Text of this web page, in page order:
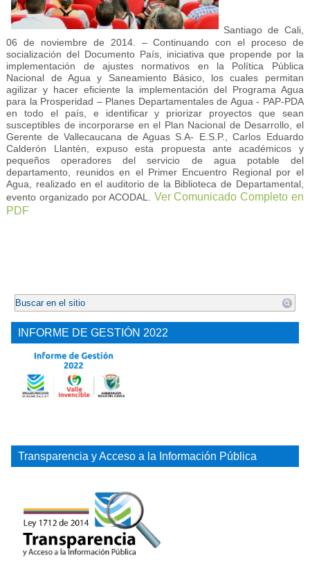
Santiago de Cali,
06 de noviembre de 2014. – Continuando con el proceso de
socialización del Documento País, iniciativa que propende por la
implementación de ajustes normativos en la Política Pública
Nacional de Agua y Saneamiento Básico, los cuales permitan
agilizar y hacer eficiente la implementación del Programa Agua
para la Prosperidad – Planes Departamentales de Agua - PAP-PDA
en todo el país, e identificar y priorizar proyectos que sean
susceptibles de incorporarse en el Plan Nacional de Desarrollo, el
Gerente de Vallecaucana de Aguas S.A- E.S.P., Carlos Eduardo
Calderón Llantén, expuso esta propuesta ante académicos y
pequeños operadores del servicio de agua potable del
departamento, reunidos en el Primer Encuentro Regional por el
Agua, realizado en el auditorio de la Biblioteca de Departamental,
evento organizado por ACODAL. Ver Comunicado Completo en
PDF
.
INFORME DE GESTIÓN 2022
Transparencia y Acceso a la Información Pública